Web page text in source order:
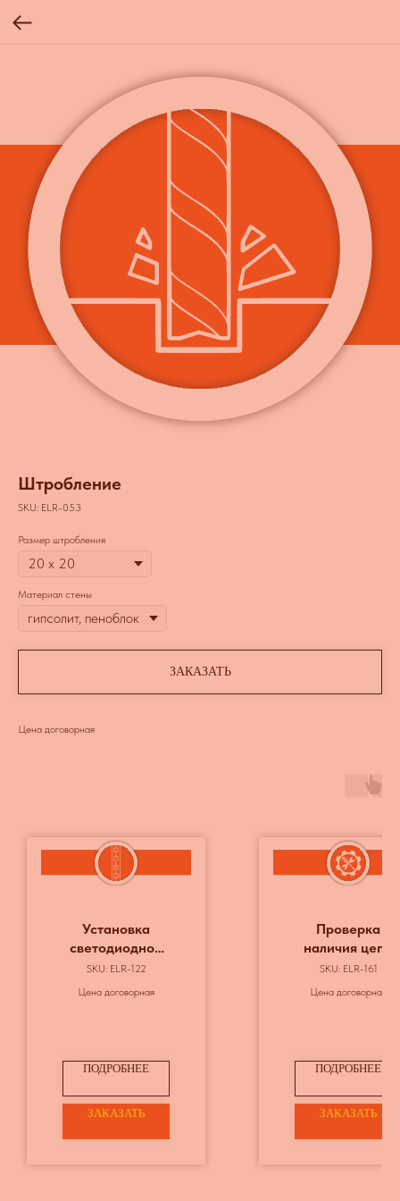
Штробление
SKU: ELR-053
Размер штробления
Материал стены
ЗАКАЗАТЬ
Цена договорная
Установка
светодиодной
ленты
SKU: ELR-122
Цена договорная
ПОДРОБНЕЕ
ЗАКАЗАТЬ
Проверка
наличия цепи
между
заземлителями
SKU: ELR-161
Цена договорная
ПОДРОБНЕЕ
ЗАКАЗАТЬ